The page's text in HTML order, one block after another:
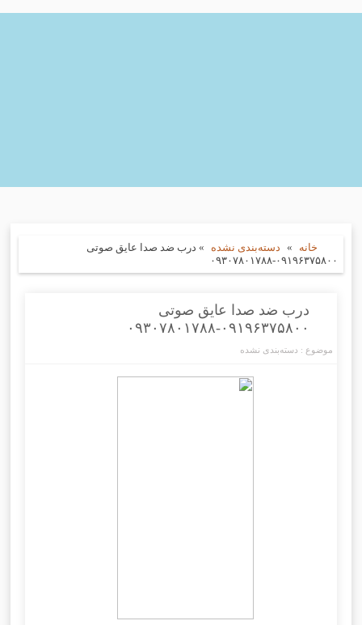
خانه » دسته‌بندی نشده » درب ضد صدا عایق صوتی
۰۹۱۹۶۳۷۵۸۰۰-۰۹۳۰۷۸۰۱۷۸۸
درب ضد صدا عایق صوتی
۰۹۱۹۶۳۷۵۸۰۰-۰۹۳۰۷۸۰۱۷۸۸
موضوع : دسته‌بندی نشده